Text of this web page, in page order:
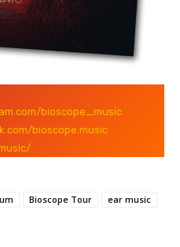
bioscope_music
bioscope.music
Bioscope Tour
ear music